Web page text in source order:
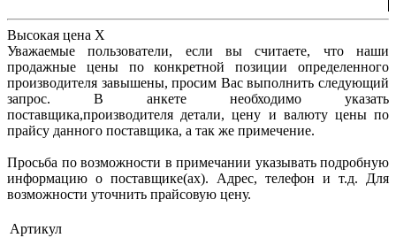
Высокая цена X
Уважаемые пользователи, если вы считаете, что наши
продажные цены по конкретной позиции определенного
производителя завышены, просим Вас выполнить следующий
запрос. В анкете необходимо указать
поставщика,производителя детали, цену и валюту цены по
прайсу данного поставщика, а так же примечение.
Просьба по возможности в примечании указывать подробную
информацию о поставщике(ах). Адрес, телефон и т.д. Для
возможности уточнить прайсовую цену.
Артикул